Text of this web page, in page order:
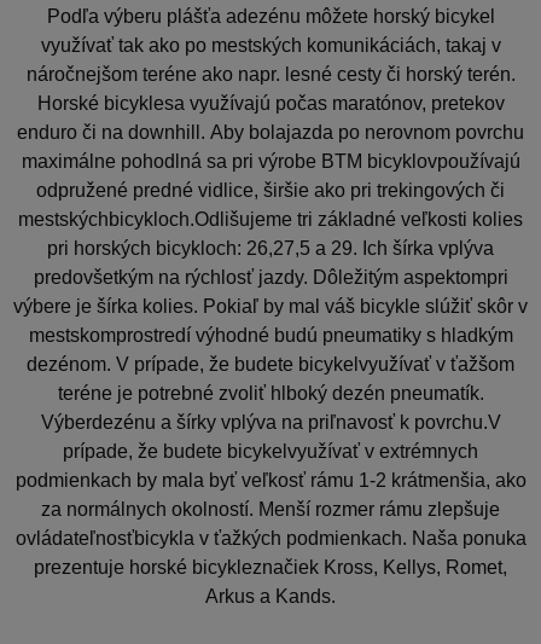
Podľa výberu plášťa adezénu môžete horský bicykel
využívať tak ako po mestských komunikáciách, takaj v
náročnejšom teréne ako napr. lesné cesty či horský terén.
Horské bicyklesa využívajú počas maratónov, pretekov
enduro či na downhill. Aby bolajazda po nerovnom povrchu
maximálne pohodlná sa pri výrobe BTM bicyklovpoužívajú
odpružené predné vidlice, širšie ako pri trekingových či
mestskýchbicykloch.Odlišujeme tri základné veľkosti kolies
pri horských bicykloch: 26,27,5 a 29. Ich šírka vplýva
predovšetkým na rýchlosť jazdy. Dôležitým aspektompri
výbere je šírka kolies. Pokiaľ by mal váš bicykle slúžiť skôr v
mestskomprostredí výhodné budú pneumatiky s hladkým
dezénom. V prípade, že budete bicykelvyužívať v ťažšom
teréne je potrebné zvoliť hlboký dezén pneumatík.
Výberdezénu a šírky vplýva na priľnavosť k povrchu.V
prípade, že budete bicykelvyužívať v extrémnych
podmienkach by mala byť veľkosť rámu 1-2 krátmenšia, ako
za normálnych okolností. Menší rozmer rámu zlepšuje
ovládateľnosťbicykla v ťažkých podmienkach. Naša ponuka
prezentuje horské bicykleznačiek Kross, Kellys, Romet,
Arkus a Kands.